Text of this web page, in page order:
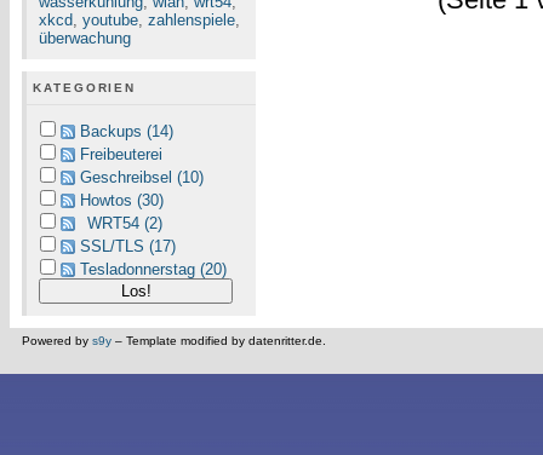
xkcd, youtube, zahlenspiele,
überwachung
KATEGORIEN
Backups (14)
Freibeuterei
Geschreibsel (10)
Howtos (30)
WRT54 (2)
SSL/TLS (17)
Tesladonnerstag (20)
Powered by s9y – Template modified by datenritter.de.